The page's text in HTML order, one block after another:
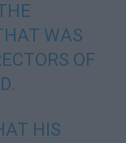
WAS
OF
HIS